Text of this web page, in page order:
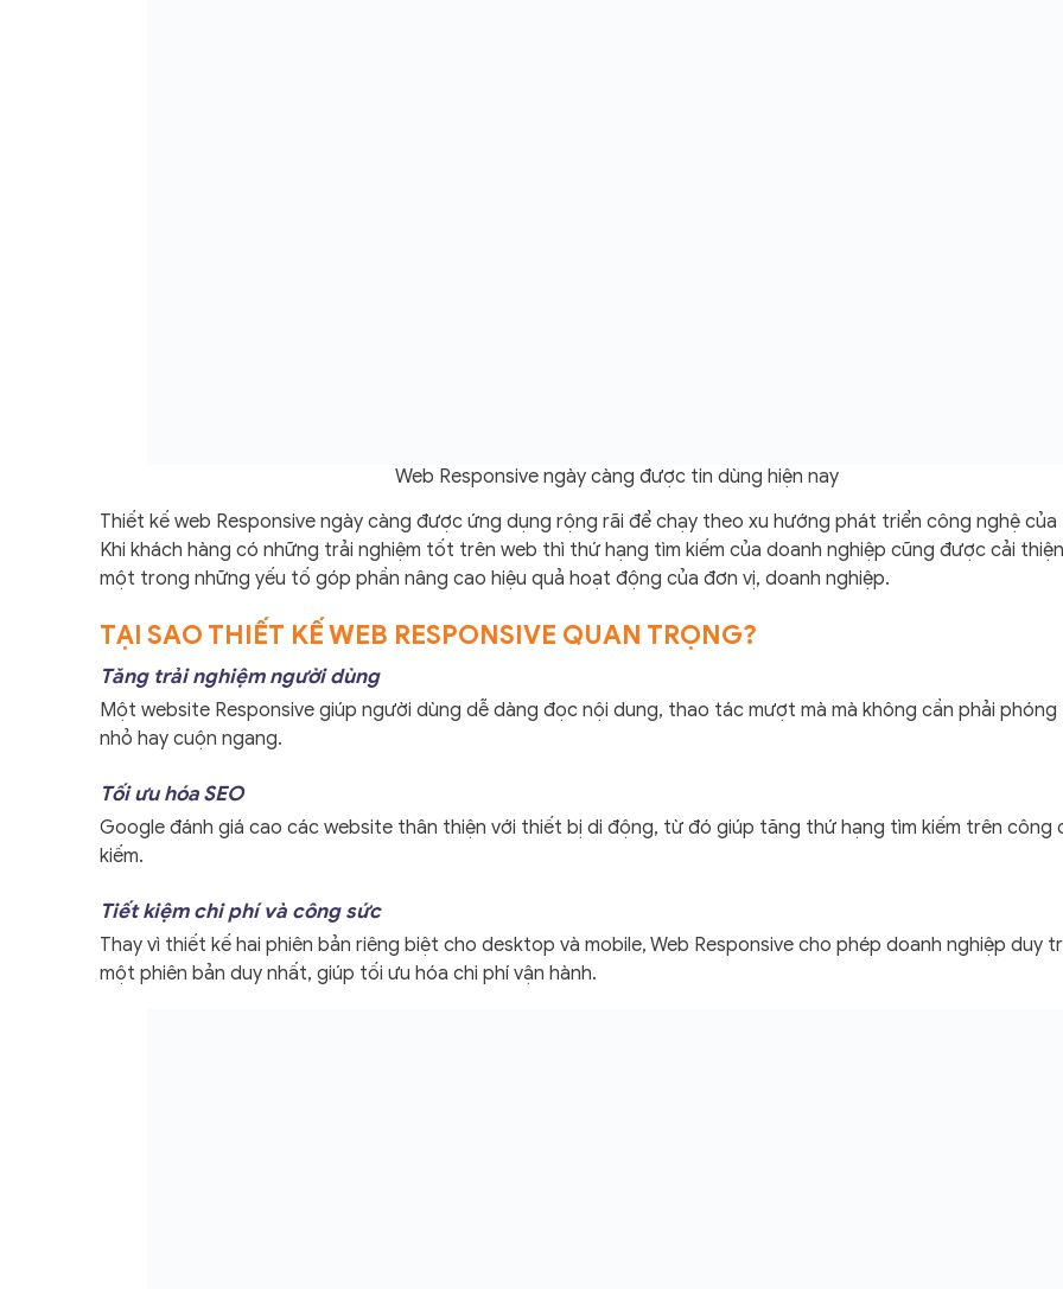
Web Responsive ngày càng được tin dùng hiện nay
Thiết kế web Responsive ngày càng được ứng dụng rộng rãi để chạy theo xu hướng phát triển công nghệ của
Khi khách hàng có những trải nghiệm tốt trên web thì thứ hạng tìm kiếm của doanh nghiệp cũng được cải
một trong những yếu tố góp phần nâng cao hiệu quả hoạt động của đơn vị, doanh nghiệp.
TẠI SAO THIẾT KẾ WEB RESPONSIVE QUAN TRỌNG?
Tăng trải nghiệm người dùng
Một website Responsive giúp người dùng dễ dàng đọc nội dung, thao tác mượt mà mà không cần phải
nhỏ hay cuộn ngang.
Tối ưu hóa SEO
Google đánh giá cao các website thân thiện với thiết bị di động, từ đó giúp tăng thứ hạng tìm kiếm trên công
kiếm.
Tiết kiệm chi phí và công sức
Thay vì thiết kế hai phiên bản riêng biệt cho desktop và mobile, Web Responsive cho phép doanh nghiệp duy
một phiên bản duy nhất, giúp tối ưu hóa chi phí vận hành.